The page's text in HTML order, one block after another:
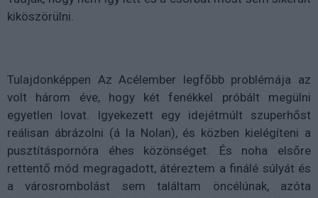
kiköszörülni.
Tulajdonképpen Az Acélember legfőbb problémája az
volt három éve, hogy két fenékkel próbált megülni
egyetlen lovat. Igyekezett egy idejétmúlt szuperhőst
reálisan ábrázolni (á la Nolan), és közben kielégíteni a
pusztításpornóra éhes közönséget. És noha elsőre
rettentő mód megragadott, átéreztem a finálé súlyát és
a városrombolást sem találtam öncélúnak, azóta